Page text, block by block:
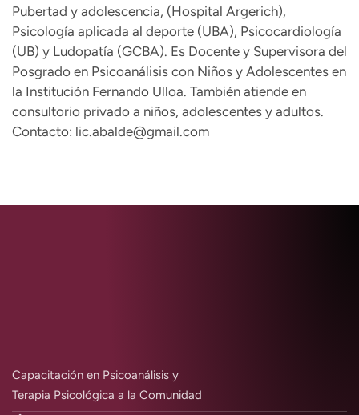
Pubertad y adolescencia, (Hospital Argerich),
Psicología aplicada al deporte (UBA), Psicocardiología
(UB) y Ludopatía (GCBA). Es Docente y Supervisora del
Posgrado en Psicoanálisis con Niños y Adolescentes en
la Institución Fernando Ulloa. También atiende en
consultorio privado a niños, adolescentes y adultos.
Contacto: lic.abalde@gmail.com
Capacitación en Psicoanálisis y
Terapia Psicológica a la Comunidad